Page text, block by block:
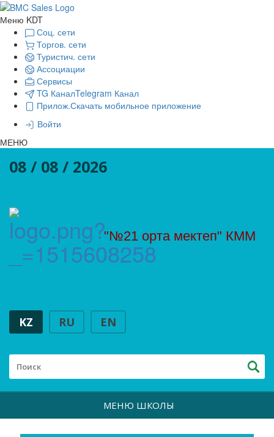
Меню KDT
Соц. сети
Торгов. сети
Туристич. сети
Ассоциации
Сервисы
TG КаналTelegram Канал
Прилож.Скачать мобильное приложение
Войти
МЕНЮ
08 / 08 / 2026
"№21 орта мектеп" КММ
KZ RU EN
МЕНЮ ШКОЛЫ